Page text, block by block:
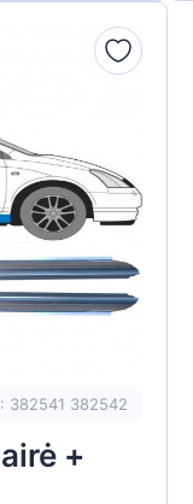
382541 382542
+